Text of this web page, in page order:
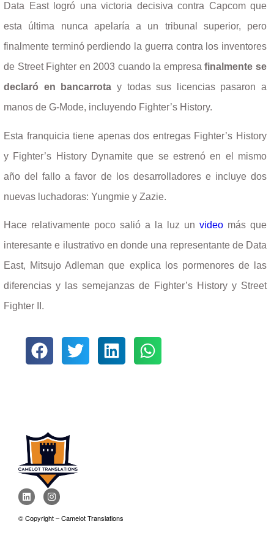
Data East logró una victoria decisiva contra Capcom que
esta última nunca apelaría a un tribunal superior, pero
finalmente terminó perdiendo la guerra contra los inventores
de Street Fighter en 2003 cuando la empresafinalmente se
declaró en bancarrota y todas sus licencias pasaron a
manos de G-Mode, incluyendo Fighter’s History.
Esta franquicia tiene apenas dos entregas Fighter’s History
y Fighter’s History Dynamite que se estrenó en el mismo
año del fallo a favor de los desarrolladores e incluye dos
nuevas luchadoras: Yungmie y Zazie.
Hace relativamente poco salió a la luz un video más que
interesante e ilustrativo en donde una representante de Data
East, Mitsujo Adleman que explica los pormenores de las
diferencias y las semejanzas de Fighter’s History y Street
Fighter II.
© Copyright – Camelot Translations